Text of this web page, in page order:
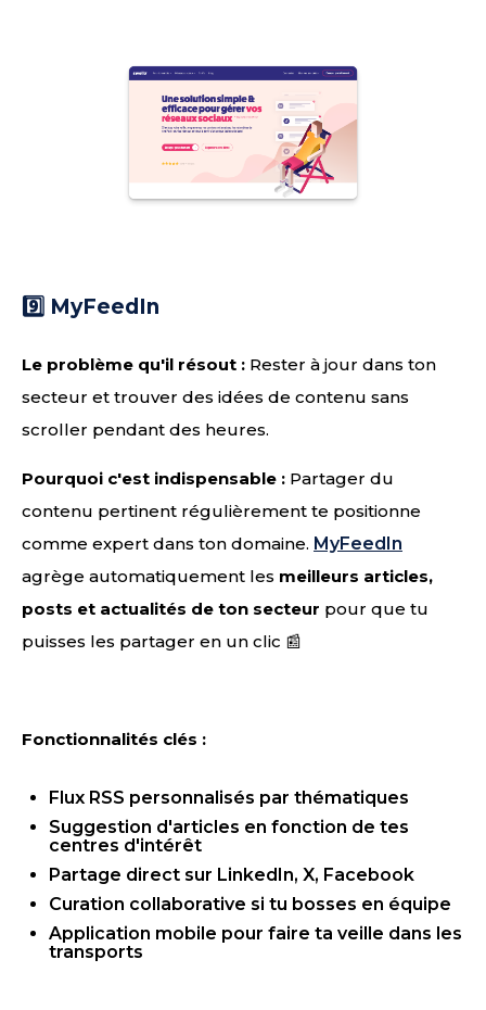
9️⃣ MyFeedIn
Le problème qu'il résout : Rester à jour dans ton
secteur et trouver des idées de contenu sans
scroller pendant des heures.
Pourquoi c'est indispensable : Partager du
contenu pertinent régulièrement te positionne
comme expert dans ton domaine. MyFeedIn
agrège automatiquement les meilleurs articles,
posts et actualités de ton secteur pour que tu
puisses les partager en un clic 📰
Fonctionnalités clés :
Flux RSS personnalisés par thématiques
Suggestion d'articles en fonction de tes
centres d'intérêt
Partage direct sur LinkedIn, X, Facebook
Curation collaborative si tu bosses en équipe
Application mobile pour faire ta veille dans les
transports